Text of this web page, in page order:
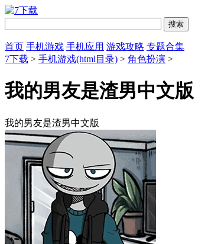
首页 手机游戏 手机应用 游戏攻略 专题合集
7下载 > 手机游戏(html目录) > 角色扮演 >
我的男友是渣男中文版
我的男友是渣男中文版